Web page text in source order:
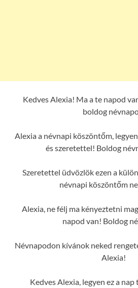
Kedves Alexia! Ma a te napod
boldog
Alexia a névnapi köszöntőm,
és szeretettel! Boldog
Szeretettel üdvözlök ezen a
névnapi köszöntőm
Alexia, ne félj ma kényeztetni
napod van! Boldog
Névnapodon kívánok neked
Alexia!
Kedves Alexia, legyen ez a